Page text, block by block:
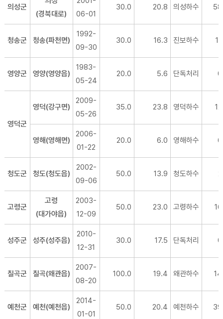
의성군
(경북대로)
06-01
30.0 20.8 의성하수
청송군 청송(파천면)
1992-
09-30
30.0 16.3 진보하수
영양군 영양(영양읍)
1983-
05-24
20.0 5.6 단독처리
영덕군
영덕(강구면)
2009-
05-26
35.0 23.8 영덕하수
영해(영해면)
2006-
01-22
20.0 6.0 영해하수
청도군 청도(청도읍)
2002-
09-06
50.0 13.9 청도하수
고령군
고령
(대가야읍)
2003-
12-09
50.0 23.0 고령하수
성주군 성주(성주읍)
2010-
12-31
30.0 17.5 단독처리
칠곡군 칠곡(왜관읍)
2007-
08-20
100.0 19.4 왜관하수
예천군 예천(예천읍)
2014-
01-01
50.0 20.4 예천하수